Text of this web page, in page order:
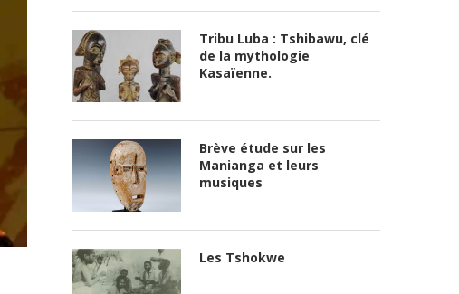
Tribu Luba : Tshibawu, clé
de la mythologie
Kasaïenne.
Brève étude sur les
Manianga et leurs
musiques
Les Tshokwe